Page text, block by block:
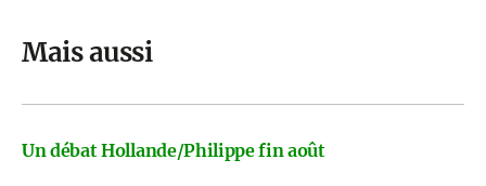
Mais aussi
Un débat Hollande/Philippe fin août